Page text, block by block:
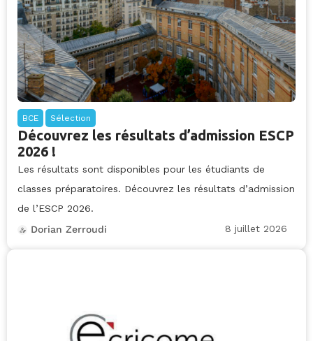
BCE Sélection
Découvrez les résultats d’admission ESCP
2026 !
Les résultats sont disponibles pour les étudiants de
classes préparatoires. Découvrez les résultats d’admission
de l’ESCP 2026.
Dorian Zerroudi
8 juillet 2026